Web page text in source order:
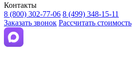
Контакты
8 (800) 302-77-06 8 (499) 348-15-11
Заказать звонок Рассчитать стоимость